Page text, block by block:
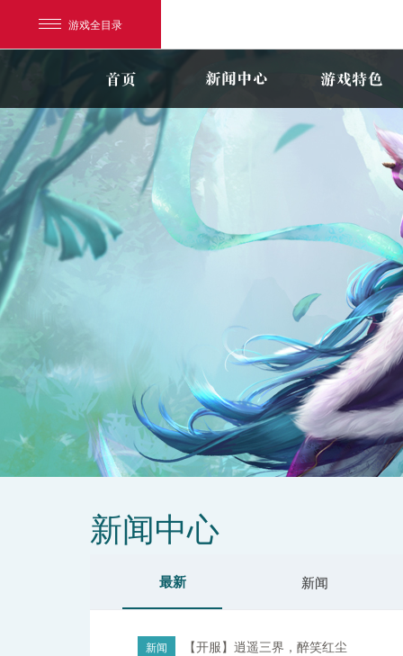
游戏全目录
网易游戏
新闻中心
最新 新闻
新闻 【开服】逍遥三界，醉笑红尘